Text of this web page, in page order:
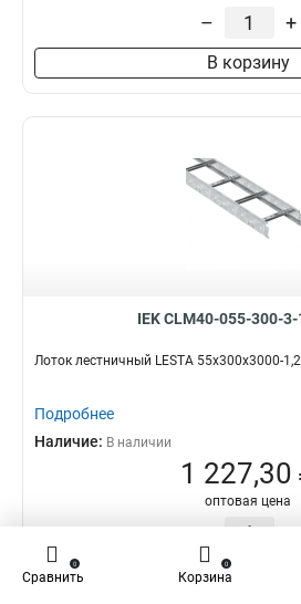
– +
В корзину
IEK CLM40-055-300-3-
Лоток лестничный LESTA 55х300х3000-
Подробнее
Наличие: В наличии
1 227,30
оптовая цена
В корзину
Сравнить
0
Корзина
0